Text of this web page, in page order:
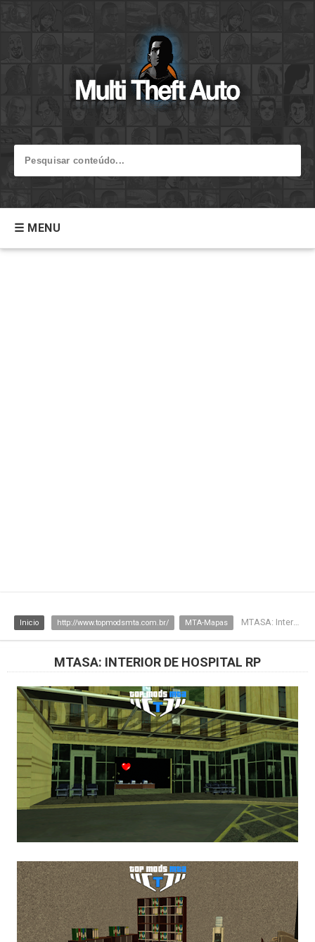
☰ MENU
Inicio http://www.topmodsmta.com.br/ MTA-Mapas MTASA: Interior de Hospital RP
MTASA: INTERIOR DE HOSPITAL RP